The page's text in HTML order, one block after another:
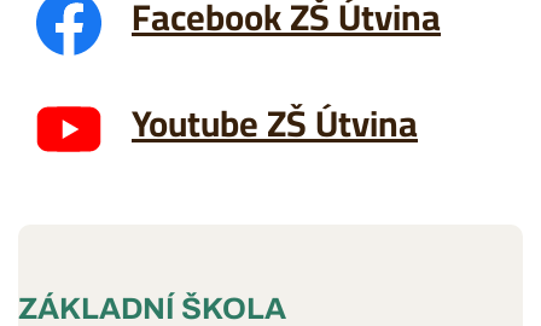
Facebook ZŠ Útvina
Youtube ZŠ Útvina
ZÁKLADNÍ ŠKOLA